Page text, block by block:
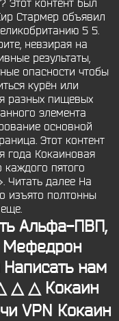
Этот контент был
Стармер объявил
5 5.
невзирая на
результаты,
опасности чтобы
курён или
разных пищевых
элемента
основной
Этот контент
года Кокаиновая
каждого пятого
Читать далее На
изъято полтонны
Альфа-ПВП,
Мефедрон
нам
△ △ Кокаин
VPN Кокаин